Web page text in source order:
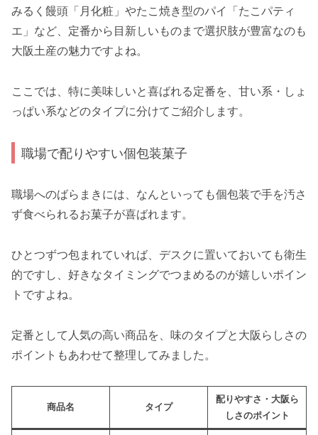
みるく饅頭「月化粧」やたこ焼き型のパイ「たこパティ
エ」など、定番から目新しいものまで選択肢が豊富なのも
大阪土産の魅力ですよね。
ここでは、特に美味しいと喜ばれる定番を、甘い系・しょ
っぱい系などのタイプに分けてご紹介します。
職場で配りやすい個包装菓子
職場へのばらまきには、なんといっても個包装で手を汚さ
ず食べられるお菓子が喜ばれます。
ひとつずつ包まれていれば、デスクに置いておいても衛生
的ですし、好きなタイミングでつまめるのが嬉しいポイン
トですよね。
定番として人気の高い商品を、味のタイプと大阪らしさの
ポイントもあわせて整理してみました。
商品名 タイプ
配りやすさ・大阪ら
しさのポイント